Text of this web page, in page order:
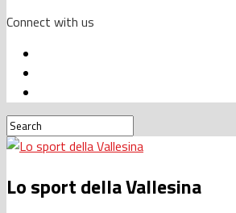
Connect with us
Lo sport della Vallesina